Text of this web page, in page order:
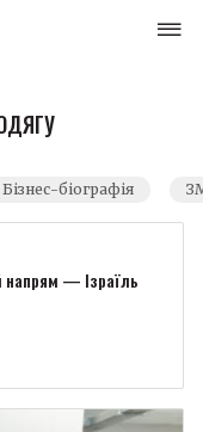
Бізнес-біографія
напрям — Ізраїль